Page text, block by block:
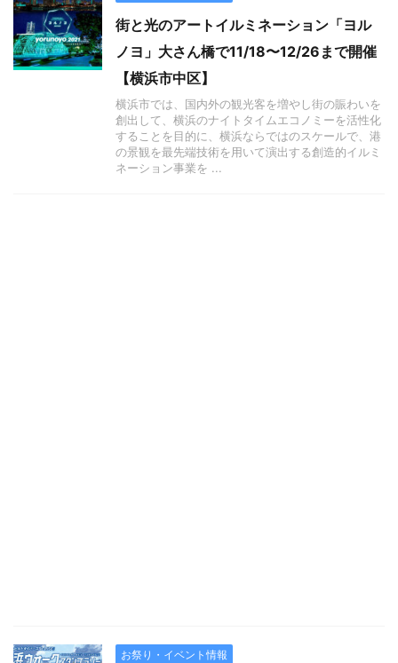
街と光のアートイルミネーション「ヨル
ノヨ」大さん橋で11/18〜12/26まで開催
【横浜市中区】
横浜市では、国内外の観光客を増やし街の賑わいを
創出して、横浜のナイトタイムエコノミーを活性化
することを目的に、横浜ならではのスケールで、港
の景観を最先端技術を用いて演出する創造的イルミ
ネーション事業を ...
お祭り・イベント情報